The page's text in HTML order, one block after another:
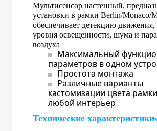
Мультисенсор настенный,
установки в рамки Berlin/Monaco/
обеспечивает детекцию движения,
уровня освещенности, шума и
воздуха
Максимальный
параметров в одном
Простота монтажа
Различные варианты
кастомизации цвета
любой интерьер
Технические характеристики